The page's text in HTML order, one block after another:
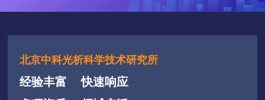
北京中科光析科学技术研究所
经验丰富
快速响应